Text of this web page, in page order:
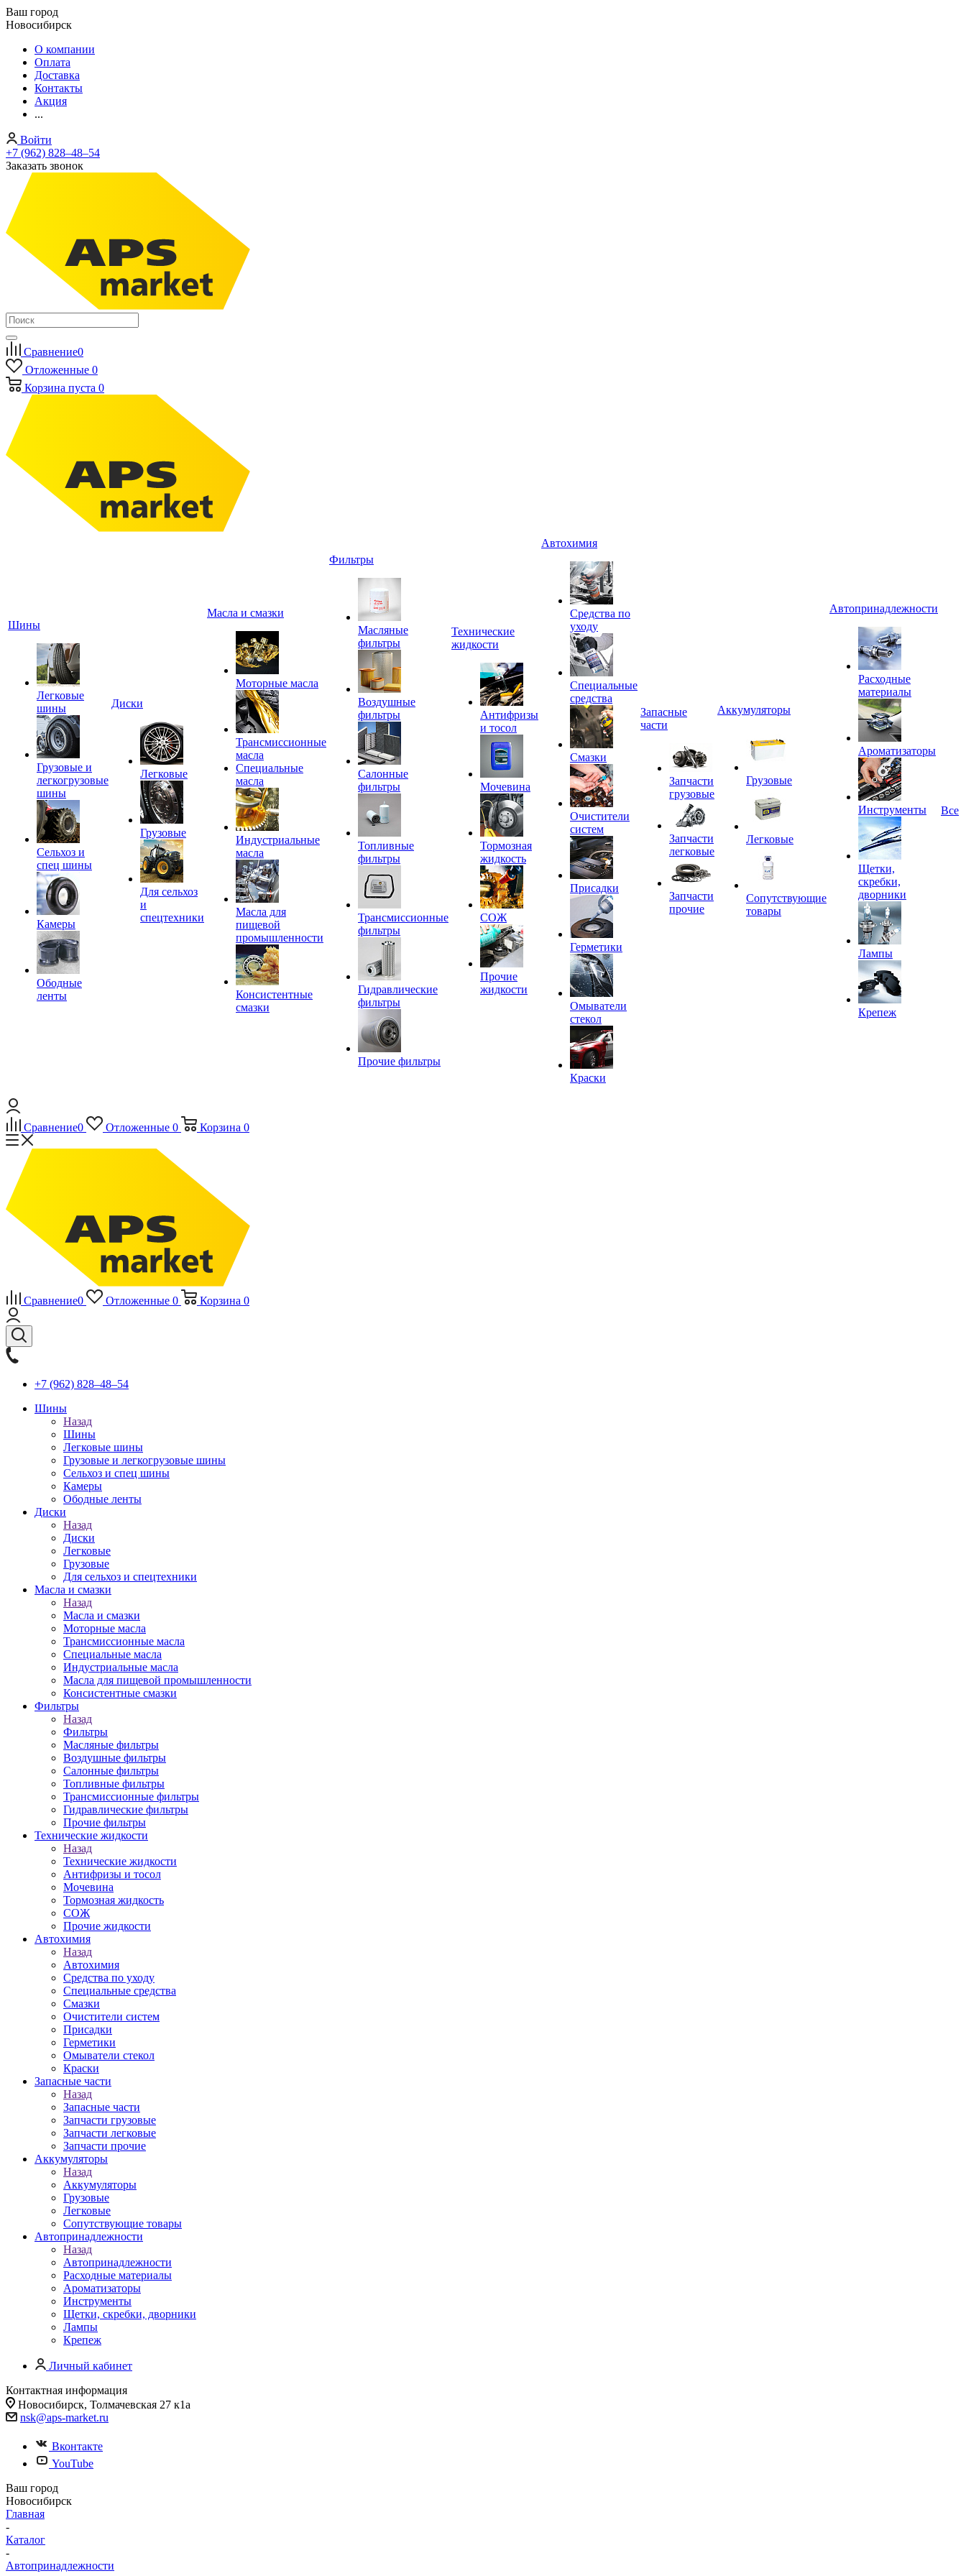
Ваш город
Новосибирск
О компании
Оплата
Доставка
Контакты
Акция
...
Войти
+7 (962) 828‒48‒54
Заказать звонок
Сравнение0
Отложенные 0
Корзина пуста 0
Шины
Легковые
шины
Грузовые и
легкогрузовые
шины
Сельхоз и
спец шины
Камеры
Ободные
ленты
Диски
Легковые
Грузовые
Для сельхоз
и
спецтехники
Масла и смазки
Моторные масла
Трансмиссионные
масла
Специальные
масла
Индустриальные
масла
Масла для
пищевой
промышленности
Консистентные
смазки
Фильтры
Масляные
фильтры
Воздушные
фильтры
Салонные
фильтры
Топливные
фильтры
Трансмиссионные
фильтры
Гидравлические
фильтры
Прочие фильтры
Технические
жидкости
Антифризы
и тосол
Мочевина
Тормозная
жидкость
СОЖ
Прочие
жидкости
Автохимия
Средства по
уходу
Специальные
средства
Смазки
Очистители
систем
Присадки
Герметики
Омыватели
стекол
Краски
Запасные
части
Запчасти
грузовые
Запчасти
легковые
Запчасти
прочие
Аккумуляторы
Грузовые
Легковые
Сопутствующие
товары
Автопринадлежности
Расходные
материалы
Ароматизаторы
Инструменты
Щетки,
скребки,
дворники
Лампы
Крепеж
Все
Сравнение0 Отложенные 0 Корзина 0
Сравнение0 Отложенные 0 Корзина 0
+7 (962) 828‒48‒54
Шины
Назад
Шины
Легковые шины
Грузовые и легкогрузовые шины
Сельхоз и спец шины
Камеры
Ободные ленты
Диски
Назад
Диски
Легковые
Грузовые
Для сельхоз и спецтехники
Масла и смазки
Назад
Масла и смазки
Моторные масла
Трансмиссионные масла
Специальные масла
Индустриальные масла
Масла для пищевой промышленности
Консистентные смазки
Фильтры
Назад
Фильтры
Масляные фильтры
Воздушные фильтры
Салонные фильтры
Топливные фильтры
Трансмиссионные фильтры
Гидравлические фильтры
Прочие фильтры
Технические жидкости
Назад
Технические жидкости
Антифризы и тосол
Мочевина
Тормозная жидкость
СОЖ
Прочие жидкости
Автохимия
Назад
Автохимия
Средства по уходу
Специальные средства
Смазки
Очистители систем
Присадки
Герметики
Омыватели стекол
Краски
Запасные части
Назад
Запасные части
Запчасти грузовые
Запчасти легковые
Запчасти прочие
Аккумуляторы
Назад
Аккумуляторы
Грузовые
Легковые
Сопутствующие товары
Автопринадлежности
Назад
Автопринадлежности
Расходные материалы
Ароматизаторы
Инструменты
Щетки, скребки, дворники
Лампы
Крепеж
Личный кабинет
Контактная информация
Новосибирск, Толмачевская 27 к1а
nsk@aps-market.ru
Вконтакте
YouTube
Ваш город
Новосибирск
Главная
-
Каталог
-
Автопринадлежности